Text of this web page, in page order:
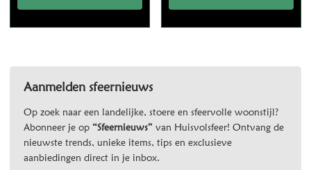
Aanmelden sfeernieuws
Op zoek naar een landelijke, stoere en sfeervolle woonstijl?
Abonneer je op “Sfeernieuws” van Huisvolsfeer! Ontvang de
nieuwste trends, unieke items, tips en exclusieve
aanbiedingen direct in je inbox.